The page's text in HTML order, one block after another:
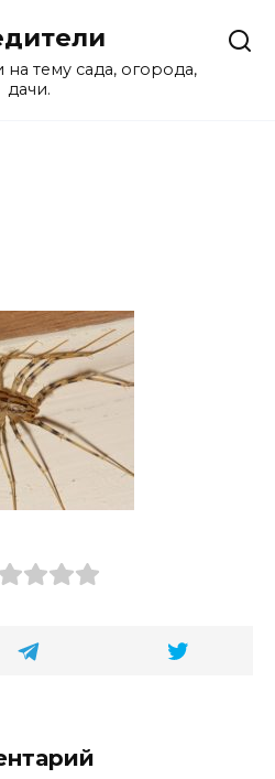
на тему сада, огорода,
дачи.